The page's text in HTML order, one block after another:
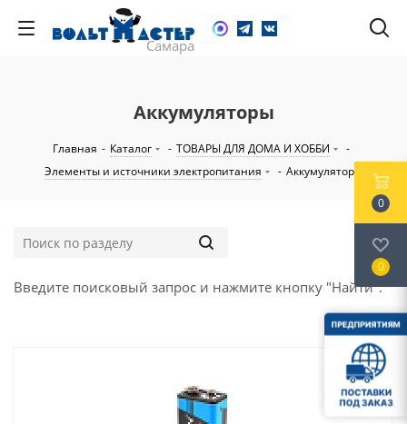
Аккумуляторы
Главная - Каталог - ТОВАРЫ ДЛЯ ДОМА И ХОББИ
-
Элементы и источники электропитания
- Аккумуляторы
Введите поисковый запрос и нажмите кнопку "Найти".
0
0